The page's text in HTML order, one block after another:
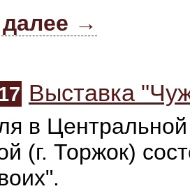
→
Выставка
в
(г. Торжок)